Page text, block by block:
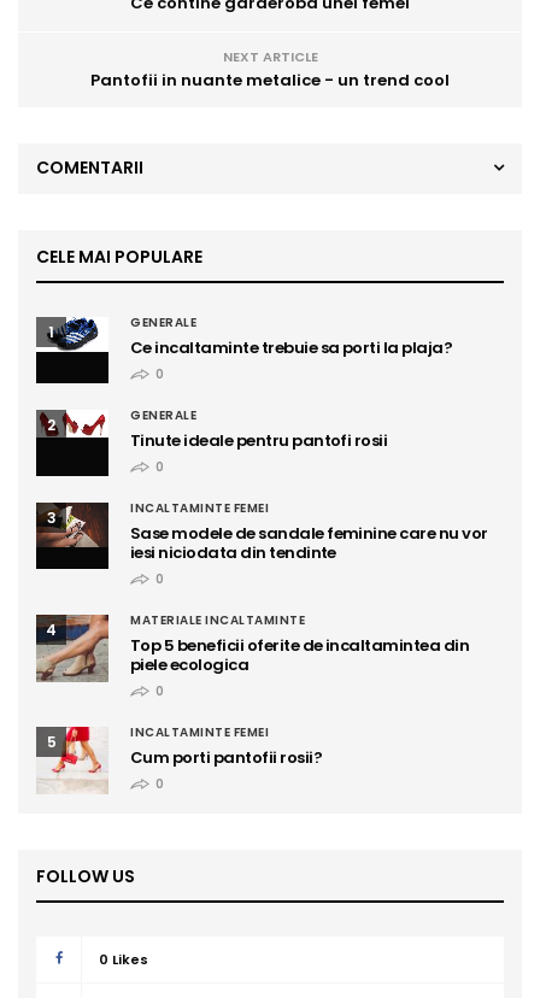
NEXT ARTICLE
Pantofii in nuante metalice - un trend cool
COMENTARII
CELE MAI POPULARE
1 GENERALE
Ce incaltaminte trebuie sa porti la plaja?
0
2 GENERALE
Tinute ideale pentru pantofi rosii
0
3 INCALTAMINTE FEMEI
Sase modele de sandale feminine care nu vor
iesi niciodata din tendinte
0
4 MATERIALE INCALTAMINTE
Top 5 beneficii oferite de incaltamintea din
piele ecologica
0
5 INCALTAMINTE FEMEI
Cum porti pantofii rosii?
0
FOLLOW US
0 Likes